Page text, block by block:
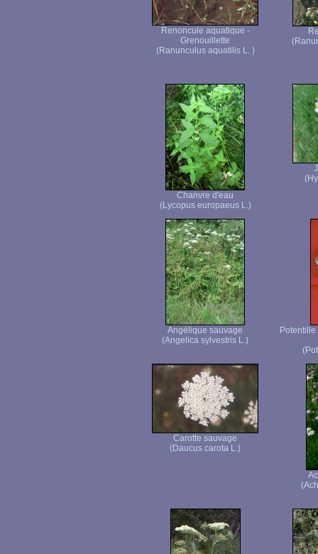
Renoncule aquatique -
Grenouillette
(Ranunculus aquatilis L. )
Chanvre d'eau
(Lycopus europaeus L.)
Angélique sauvage
(Angelica sylvestris L.)
Carotte sauvage
(Daucus carota L.)